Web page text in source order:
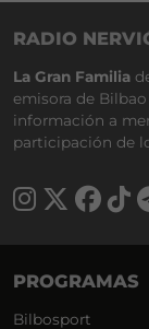
RADIO
La Gran Familia
emisora de
información a
participación de
PROGRAMAS
Bilbosport